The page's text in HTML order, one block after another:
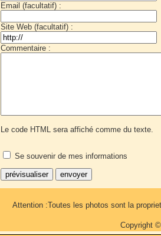
Email (facultatif) :
Site Web (facultatif) :
Commentaire :
Le code HTML sera affiché comme du texte.
Se souvenir de mes informations
Attention :Toutes les photos sont la
Copyright